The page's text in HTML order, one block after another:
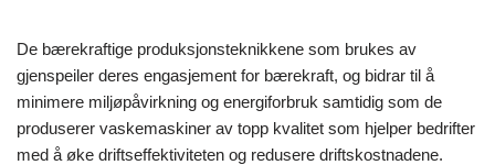
De bærekraftige produksjonsteknikkene som brukes av
gjenspeiler deres engasjement for bærekraft, og bidrar til å
minimere miljøpåvirkning og energiforbruk samtidig som de
produserer vaskemaskiner av topp kvalitet som hjelper bedrifter
med å øke driftseffektiviteten og redusere driftskostnadene.